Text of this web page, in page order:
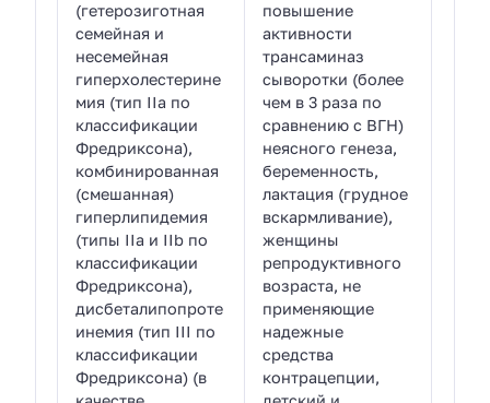
(гетерозиготная
семейная и
несемейная
гиперхолестерине
мия (тип IIа по
классификации
Фредриксона),
комбинированная
(смешанная)
гиперлипидемия
(типы IIа и IIb по
классификации
Фредриксона),
дисбеталипопроте
инемия (тип III по
классификации
Фредриксона) (в
повышение
активности
трансаминаз
сыворотки (более
чем в 3 раза по
сравнению с ВГН)
неясного генеза,
беременность,
лактация (грудное
вскармливание),
женщины
репродуктивного
возраста, не
применяющие
надежные
средства
контрацепции,